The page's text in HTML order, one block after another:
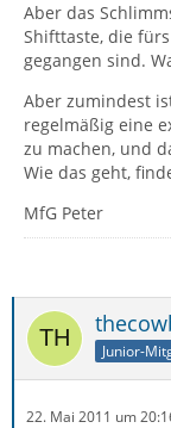
Aber das
Shifttaste, die
gegangen sind.
Aber zumindest
regelmäßig eine
zu machen, und
Wie das geht,
MfG Peter
Junior-
22. Mai 2011 um